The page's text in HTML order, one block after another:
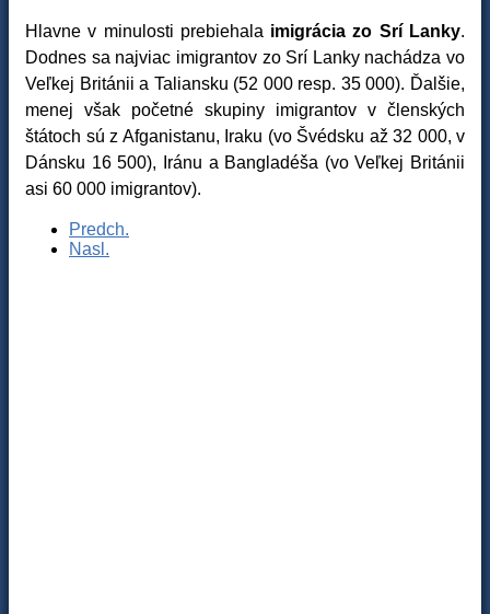
Hlavne v minulosti prebiehala imigrácia zo Srí Lanky.
Dodnes sa najviac imigrantov zo Srí Lanky nachádza vo
Veľkej Británii a Taliansku (52 000 resp. 35 000). Ďalšie,
menej však početné skupiny imigrantov v členských
štátoch sú z Afganistanu, Iraku (vo Švédsku až 32 000, v
Dánsku 16 500), Iránu a Bangladéša (vo Veľkej Británii
asi 60 000 imigrantov).
Predch.
Nasl.